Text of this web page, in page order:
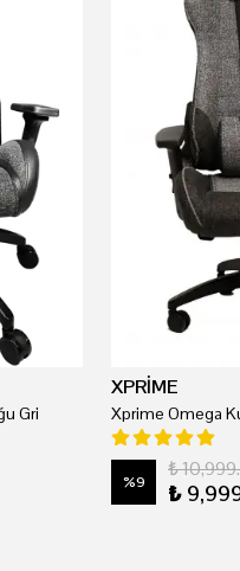
Gri
XPRİME
Xprime Omega
%9
₺
₺